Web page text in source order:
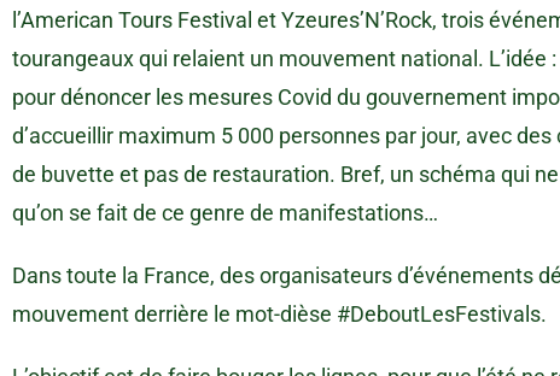
l’American Tours Festival et Yzeures’N’Rock, trois
tourangeaux qui relaient un mouvement national. L’idée
pour dénoncer les mesures Covid du gouvernement
d’accueillir maximum 5 000 personnes par jour, avec
de buvette et pas de restauration. Bref, un schéma qui
qu’on se fait de ce genre de manifestations…
Dans toute la France, des organisateurs d’événements
mouvement derrière le mot-dièse #DeboutLesFestivals.